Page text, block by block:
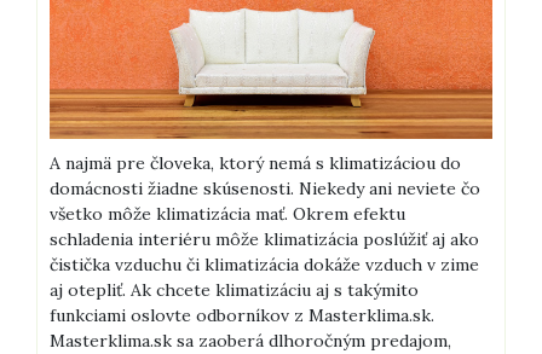
A najmä pre človeka, ktorý nemá s klimatizáciou do
domácnosti žiadne skúsenosti. Niekedy ani neviete čo
všetko môže klimatizácia mať. Okrem efektu
schladenia interiéru môže klimatizácia poslúžiť aj ako
čistička vzduchu či klimatizácia dokáže vzduch v zime
aj otepliť. Ak chcete klimatizáciu aj s takýmito
funkciami oslovte odborníkov z Masterklima.sk.
Masterklima.sk sa zaoberá dlhoročným predajom,